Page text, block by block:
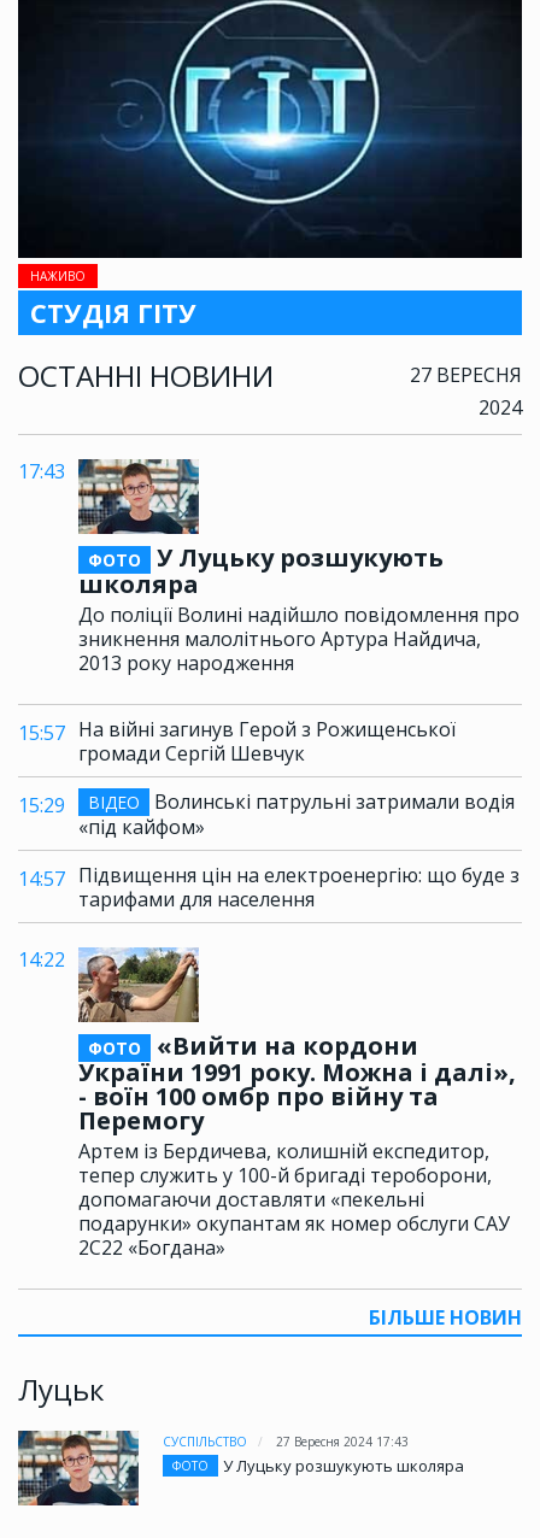
НАЖИВО
СТУДІЯ ГІТУ
ОСТАННІ НОВИНИ
27 ВЕРЕСНЯ
2024
17:43
ФОТО
У Луцьку розшукують
школяра
До поліції Волині надійшло повідомлення про
зникнення малолітнього Артура Найдича,
2013 року народження
15:57 На війні загинув Герой з Рожищенської
громади Сергій Шевчук
15:29
ВІДЕО
Волинські патрульні затримали водія
«під кайфом»
14:57 Підвищення цін на електроенергію: що буде з
тарифами для населення
14:22
ФОТО
«Вийти на кордони
України 1991 року. Можна і далі»,
- воїн 100 омбр про війну та
Перемогу
Артем із Бердичева, колишній експедитор,
тепер служить у 100-й бригаді тероборони,
допомагаючи доставляти «пекельні
подарунки» окупантам як номер обслуги САУ
2С22 «Богдана»
БІЛЬШЕ НОВИН
Луцьк
СУСПІЛЬСТВО
27 Вересня 2024 17:43
ФОТО
У Луцьку розшукують школяра